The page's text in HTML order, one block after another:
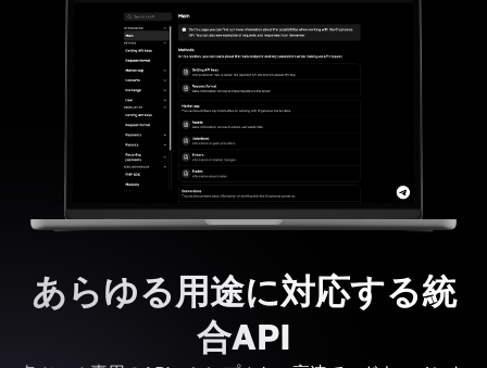
あらゆる用途に対応する統
合API